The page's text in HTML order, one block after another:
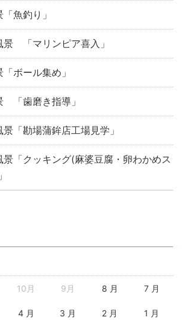
魚釣り」
「マリンピア喜入」
ボール集め」
「歯磨き指導」
「勘場蒲鉾店工場見学」
「クッキング(麻婆豆腐・卵わかめス
10月 9月 8 月 7 月
4 月 3 月 2 月 1 月